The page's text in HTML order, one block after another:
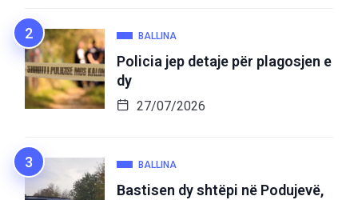
BALLINA
Policia jep detaje për plagosjen e
dy
27/07/2026
BALLINA
Bastisen dy shtëpi në Podujevë,